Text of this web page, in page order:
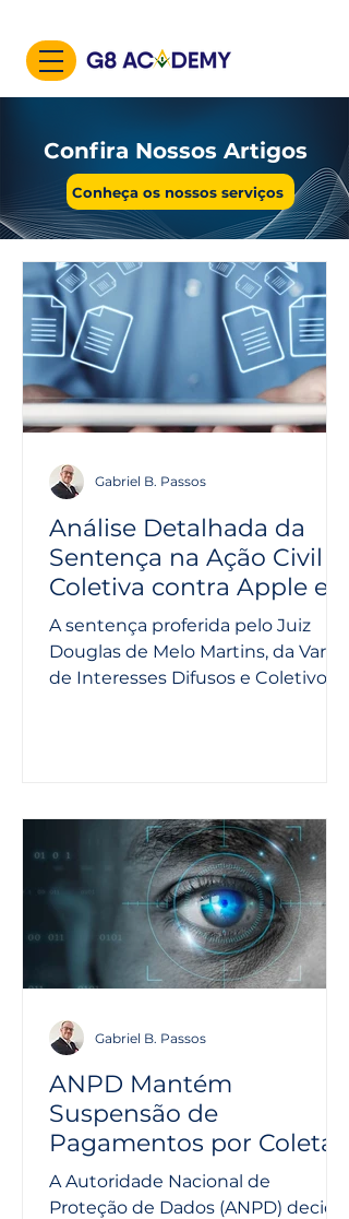
Confira Nossos Artigos
Conheça os nossos serviços
Análise Detalhada da
Sentença na Ação Civil
Coletiva contra Apple e
Google -Violação ao
Direito à Informação e
Privacidade
A sentença proferida pelo Juiz
Douglas de Melo Martins, da Vara
de Interesses Difusos e Coletivos
Gabriel B. Passos
ANPD Mantém
Suspensão de
Pagamentos por Coleta
de Íris Após Recurso
Administrativo
A Autoridade Nacional de
Proteção de Dados (ANPD) decidiu
Gabriel B. Passos